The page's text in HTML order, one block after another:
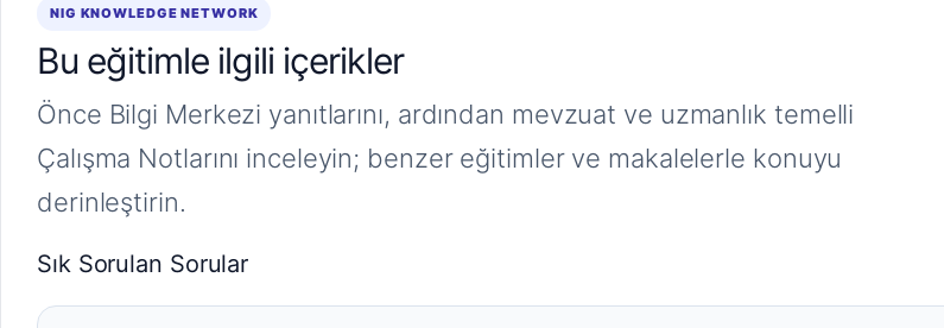
NIG KNOWLEDGE NETWORK
Bu eğitimle ilgili içerikler
Önce Bilgi Merkezi yanıtlarını, ardından mevzuat ve uzmanlık temelli
Çalışma Notlarını inceleyin; benzer eğitimler ve makalelerle konuyu
derinleştirin.
Sık Sorulan Sorular